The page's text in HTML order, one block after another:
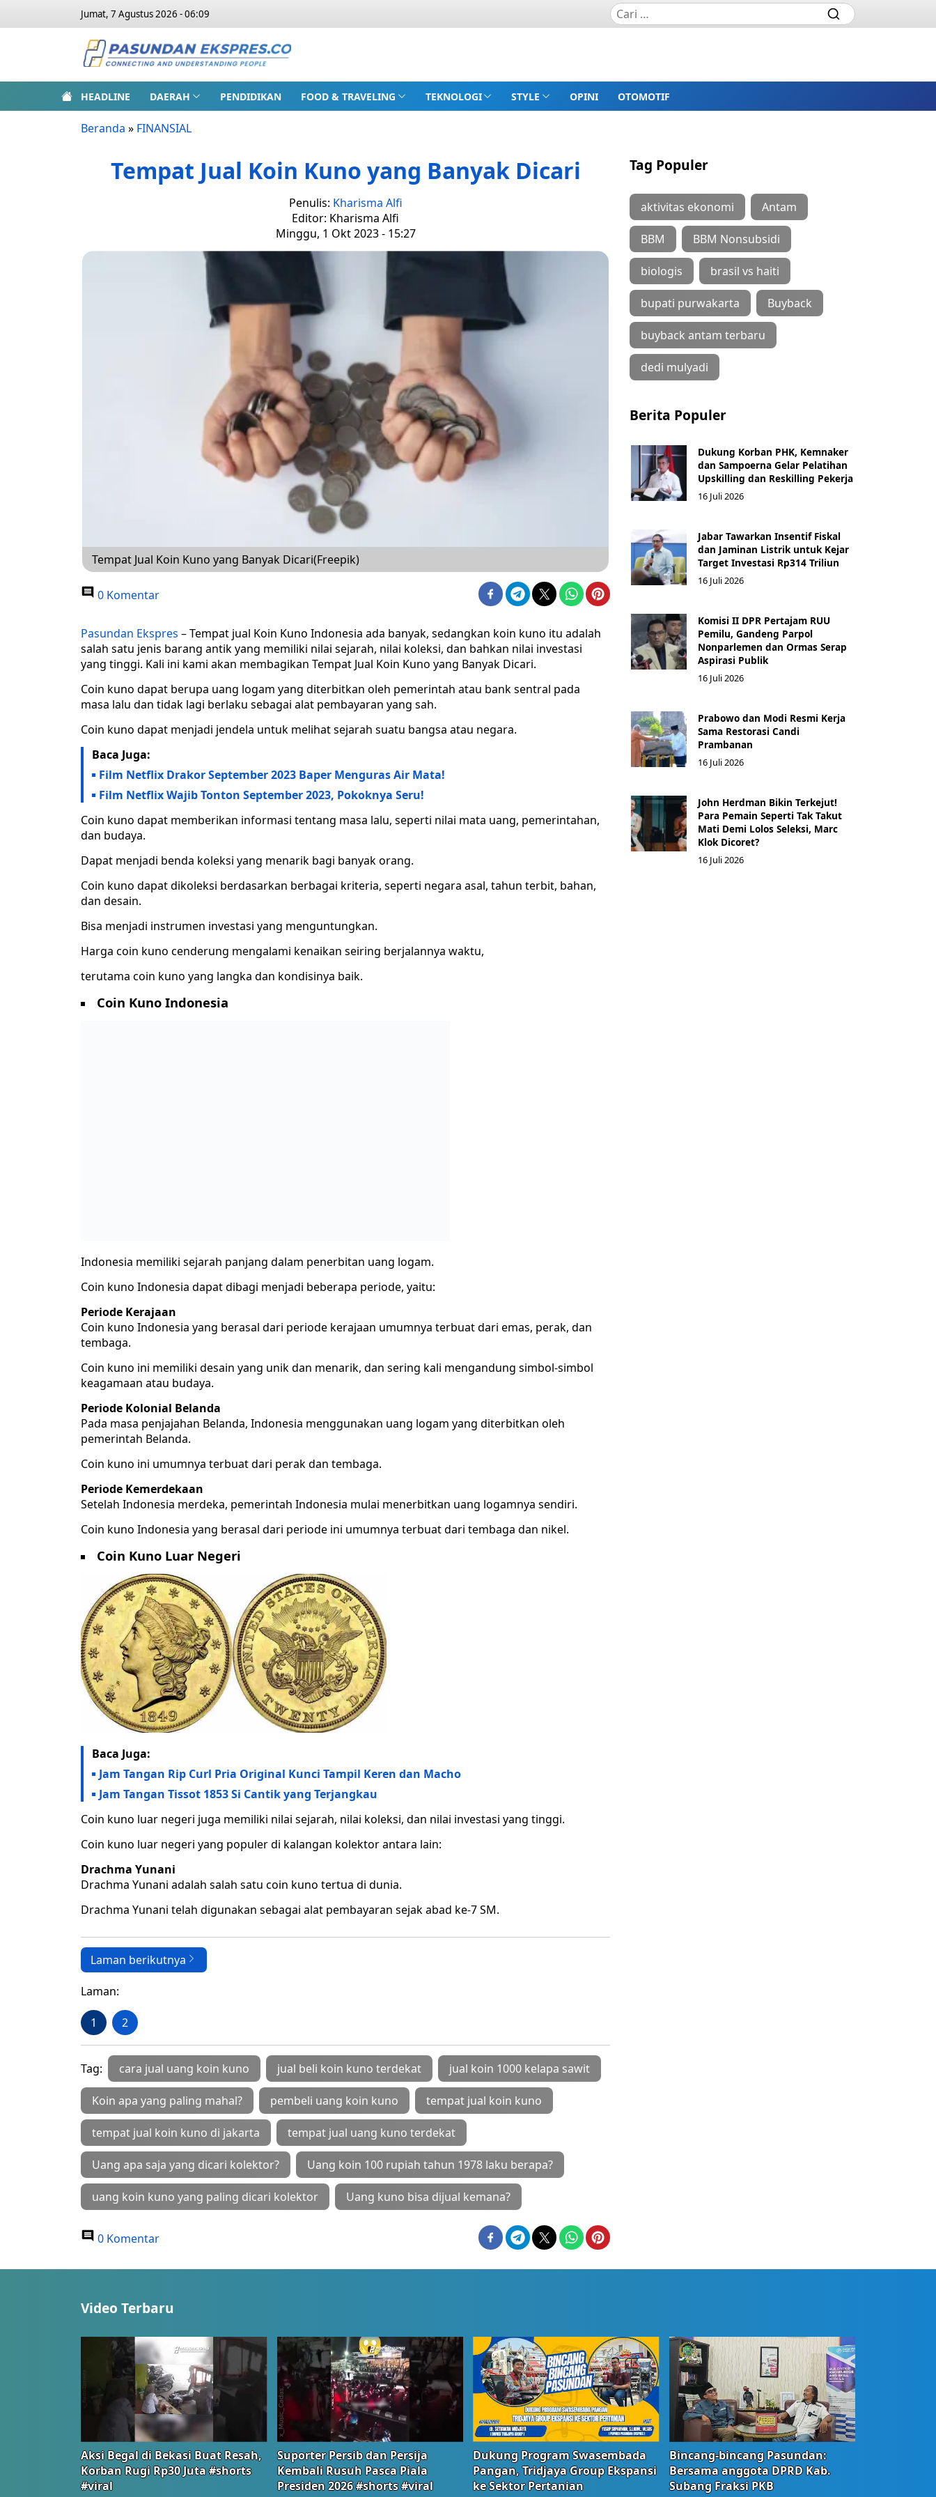
Jumat, 7 Agustus 2026 - 06:09
HEADLINE DAERAH PENDIDIKAN FOOD & TRAVELING TEKNOLOGI STYLE OPINI OTOMOTIF
Beranda » FINANSIAL
Tempat Jual Koin Kuno yang Banyak Dicari
Penulis: Kharisma Alfi
Editor: Kharisma Alfi
Minggu, 1 Okt 2023 - 15:27
Tempat Jual Koin Kuno yang Banyak Dicari(Freepik)
0 Komentar
Pasundan Ekspres – Tempat jual Koin Kuno Indonesia ada banyak, sedangkan koin kuno itu adalah
salah satu jenis barang antik yang memiliki nilai sejarah, nilai koleksi, dan bahkan nilai investasi
yang tinggi. Kali ini kami akan membagikan Tempat Jual Koin Kuno yang Banyak Dicari.
Coin kuno dapat berupa uang logam yang diterbitkan oleh pemerintah atau bank sentral pada
masa lalu dan tidak lagi berlaku sebagai alat pembayaran yang sah.
Coin kuno dapat menjadi jendela untuk melihat sejarah suatu bangsa atau negara.
Baca Juga:
Film Netflix Drakor September 2023 Baper Menguras Air Mata!
Film Netflix Wajib Tonton September 2023, Pokoknya Seru!
Coin kuno dapat memberikan informasi tentang masa lalu, seperti nilai mata uang, pemerintahan,
dan budaya.
Dapat menjadi benda koleksi yang menarik bagi banyak orang.
Coin kuno dapat dikoleksi berdasarkan berbagai kriteria, seperti negara asal, tahun terbit, bahan,
dan desain.
Bisa menjadi instrumen investasi yang menguntungkan.
Harga coin kuno cenderung mengalami kenaikan seiring berjalannya waktu,
terutama coin kuno yang langka dan kondisinya baik.
Coin Kuno Indonesia
Indonesia memiliki sejarah panjang dalam penerbitan uang logam.
Coin kuno Indonesia dapat dibagi menjadi beberapa periode, yaitu:
Periode Kerajaan
Coin kuno Indonesia yang berasal dari periode kerajaan umumnya terbuat dari emas, perak, dan
tembaga.
Coin kuno ini memiliki desain yang unik dan menarik, dan sering kali mengandung simbol-simbol
keagamaan atau budaya.
Periode Kolonial Belanda
Pada masa penjajahan Belanda, Indonesia menggunakan uang logam yang diterbitkan oleh
pemerintah Belanda.
Coin kuno ini umumnya terbuat dari perak dan tembaga.
Periode Kemerdekaan
Setelah Indonesia merdeka, pemerintah Indonesia mulai menerbitkan uang logamnya sendiri.
Coin kuno Indonesia yang berasal dari periode ini umumnya terbuat dari tembaga dan nikel.
Coin Kuno Luar Negeri
Baca Juga:
Jam Tangan Rip Curl Pria Original Kunci Tampil Keren dan Macho
Jam Tangan Tissot 1853 Si Cantik yang Terjangkau
Coin kuno luar negeri juga memiliki nilai sejarah, nilai koleksi, dan nilai investasi yang tinggi.
Coin kuno luar negeri yang populer di kalangan kolektor antara lain:
Drachma Yunani
Drachma Yunani adalah salah satu coin kuno tertua di dunia.
Drachma Yunani telah digunakan sebagai alat pembayaran sejak abad ke-7 SM.
Laman berikutnya
Laman:
1 2
Tag: cara jual uang koin kuno jual beli koin kuno terdekat jual koin 1000 kelapa sawit
Koin apa yang paling mahal? pembeli uang koin kuno tempat jual koin kuno
tempat jual koin kuno di jakarta tempat jual uang kuno terdekat
Uang apa saja yang dicari kolektor? Uang koin 100 rupiah tahun 1978 laku berapa?
uang koin kuno yang paling dicari kolektor Uang kuno bisa dijual kemana?
0 Komentar
Tag Populer
aktivitas ekonomi Antam
BBM BBM Nonsubsidi
biologis brasil vs haiti
bupati purwakarta Buyback
buyback antam terbaru
dedi mulyadi
Berita Populer
Dukung Korban PHK, Kemnaker
dan Sampoerna Gelar Pelatihan
Upskilling dan Reskilling Pekerja
16 Juli 2026
Jabar Tawarkan Insentif Fiskal
dan Jaminan Listrik untuk Kejar
Target Investasi Rp314 Triliun
16 Juli 2026
Komisi II DPR Pertajam RUU
Pemilu, Gandeng Parpol
Nonparlemen dan Ormas Serap
Aspirasi Publik
16 Juli 2026
Prabowo dan Modi Resmi Kerja
Sama Restorasi Candi
Prambanan
16 Juli 2026
John Herdman Bikin Terkejut!
Para Pemain Seperti Tak Takut
Mati Demi Lolos Seleksi, Marc
Klok Dicoret?
16 Juli 2026
Video Terbaru
Aksi Begal di Bekasi Buat Resah,
Korban Rugi Rp30 Juta #shorts
#viral
Suporter Persib dan Persija
Kembali Rusuh Pasca Piala
Presiden 2026 #shorts #viral
Dukung Program Swasembada
Pangan, Tridjaya Group Ekspansi
ke Sektor Pertanian
Bincang-bincang Pasundan:
Bersama anggota DPRD Kab.
Subang Fraksi PKB